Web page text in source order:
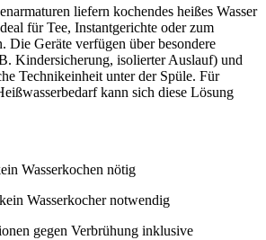
liefern kochendes heißes Wasser
für Tee, Instantgerichte oder zum
Die Geräte verfügen über besondere
Kindersicherung, isolierter Auslauf) und
Technikeinheit unter der Spüle. Für
kann sich diese Lösung
Wasserkochen nötig
Wasserkocher notwendig
gegen Verbrühung inklusive